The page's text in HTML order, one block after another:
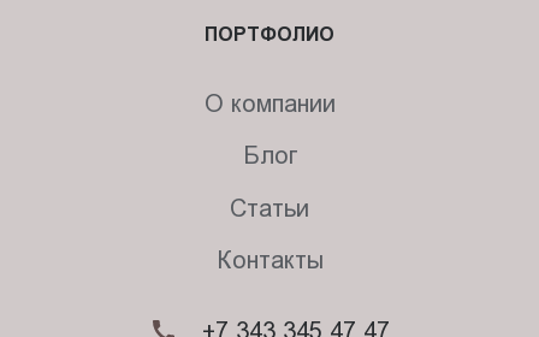
ПОРТФОЛИО
О компании
Блог
Статьи
Контакты
+7 343 345 47 47